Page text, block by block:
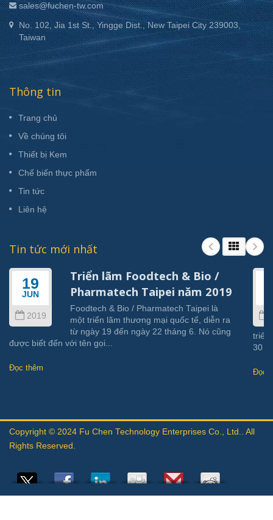
sales@fuchen-tw.com
No. 102, Jia 1st St., Yingge Dist., New Taipei City 239003,
Taiwan
Thông tin
Trang chủ
Về chúng tôi
Thiết bị Kem
Chế biến thực phẩm
Tin tức
Liên hệ
Tin tức mới nhất
19
JUN
2019
Triển lãm Foodtech & Bio /
Pharmatech Taipei năm 2019
Foodtech & Bio / Pharmatech Taipei là
một triển lãm thương mại quốc tế, diễn ra
từ ngày 19 đến ngày 22 tháng 6. Nó cũng
được biết đến với tên gọi...
Đọc thêm
triển
30
Đọc
Copyright © 2024 Fu Chen Technology Enterprises Co., Ltd.. All
Rights Reserved.